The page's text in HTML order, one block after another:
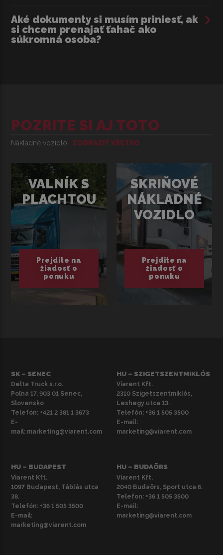
Aké dokumenty si musím priniesť, ak
si chcem prenajať ťahač ako
súkromná osoba?
POZRITE SI AJ TOTO
Nákladné vozidlo ZOBRAZIŤ VŠETKO
VALNÍK S
PLACHTOU
Prejdite na
žiadosť o
ponuku
SKRIŇOVÉ
NÁKLADNÉ
VOZIDLO
Prejdite na
žiadosť o
ponuku
SK – SENEC
Delta Truck s.r.o.
Poľná 17, 903 01 Senec,
Slovensko
Telefón: +421 2 381 1 3673
E-
mail: marketing@viarent.com
HU – SZIGETSZENTMIKLÓS
Viarent Kft.
2310 Szigetszentmiklós,
Leshegy utca 13.
Telefón: +36 1 505 3500
E-mail:
marketing@viarent.com
HU – BUDAPEST
Viarent Kft.
1097 Budapest, Táblás utca
38.
Telefón: +36 1 505 3500
E-mail:
marketing@viarent.com
HU – BUDAÖRS
Viarent Kft.
2040 Budaörs, Sport utca 6.
Telefon: +36 1 505 3500
E-mail:
marketing@viarent.com